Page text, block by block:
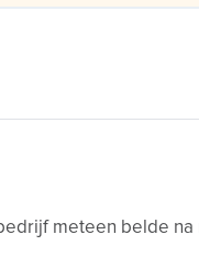
meteen belde na